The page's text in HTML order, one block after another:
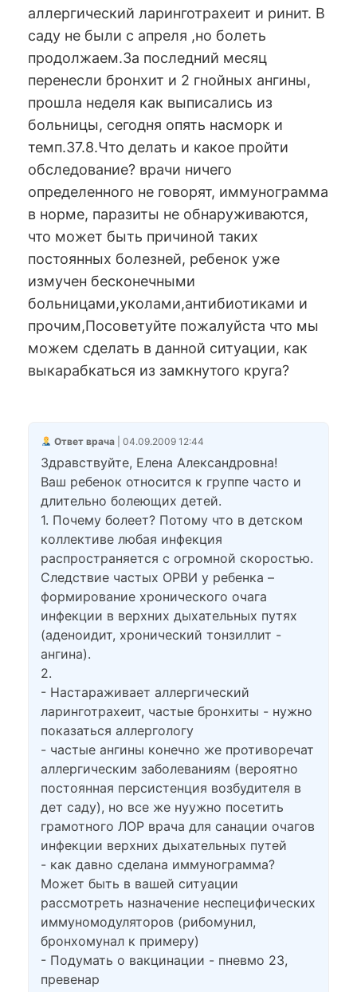
аллергический ларинготрахеит и ринит. В
саду не были с апреля ,но болеть
продолжаем.За последний месяц
перенесли бронхит и 2 гнойных ангины,
прошла неделя как выписались из
больницы, сегодня опять насморк и
темп.37.8.Что делать и какое пройти
обследование? врачи ничего
определенного не говорят, иммунограмма
в норме, паразиты не обнаруживаются,
что может быть причиной таких
постоянных болезней, ребенок уже
измучен бесконечными
больницами,уколами,антибиотиками и
прочим,Посоветуйте пожалуйста что мы
можем сделать в данной ситуации, как
выкарабкаться из замкнутого круга?
Ответ врача| 04.09.2009 12:44
Здравствуйте, Елена Александровна!
Ваш ребенок относится к группе часто и
длительно болеющих детей.
1. Почему болеет? Потому что в детском
коллективе любая инфекция
распространяется с огромной скоростью.
Следствие частых ОРВИ у ребенка –
формирование хронического очага
инфекции в верхних дыхательных путях
(аденоидит, хронический тонзиллит -
ангина).
2.
- Настараживает аллергический
ларинготрахеит, частые бронхиты - нужно
показаться аллергологу
- частые ангины конечно же противоречат
аллергическим заболеваниям (вероятно
постоянная персистенция возбудителя в
дет саду), но все же нуужно посетить
грамотного ЛОР врача для санации очагов
инфекции верхних дыхательных путей
- как давно сделана иммунограмма?
Может быть в вашей ситуации
рассмотреть назначение неспецифических
иммуномодуляторов (рибомунил,
бронхомунал к примеру)
- Подумать о вакцинации - пневмо 23,
превенар